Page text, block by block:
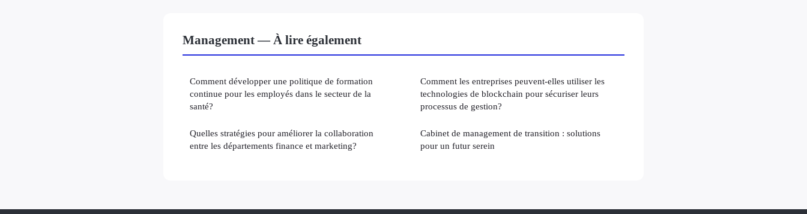
Management — À lire également
Comment développer une politique de formation
continue pour les employés dans le secteur de la
santé?
Quelles stratégies pour améliorer la collaboration
entre les départements finance et marketing?
Comment les entreprises peuvent-elles utiliser les
technologies de blockchain pour sécuriser leurs
processus de gestion?
Cabinet de management de transition : solutions
pour un futur serein